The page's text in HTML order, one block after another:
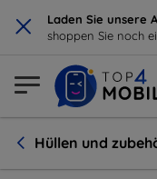
× Laden Sie unsere
shoppen Sie noch
Hüllen und